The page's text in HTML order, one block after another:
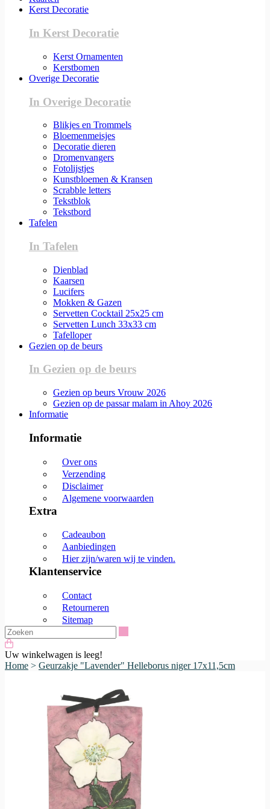
Kerst Decoratie
In Kerst Decoratie
Kerst Ornamenten
Kerstbomen
Overige Decoratie
In Overige Decoratie
Blikjes en Trommels
Bloemenmeisjes
Decoratie dieren
Dromenvangers
Fotolijstjes
Kunstbloemen & Kransen
Scrabble letters
Tekstblok
Tekstbord
Tafelen
In Tafelen
Dienblad
Kaarsen
Lucifers
Mokken & Gazen
Servetten Cocktail 25x25 cm
Servetten Lunch 33x33 cm
Tafelloper
Gezien op de beurs
In Gezien op de beurs
Gezien op beurs Vrouw 2026
Gezien op de passar malam in Ahoy 2026
Informatie
Informatie
Over ons
Verzending
Disclaimer
Algemene voorwaarden
Extra
Cadeaubon
Aanbiedingen
Hier zijn/waren wij te vinden.
Klantenservice
Contact
Retourneren
Sitemap
Uw winkelwagen is leeg!
Home > Geurzakje "Lavender" Helleborus niger 17x11,5cm